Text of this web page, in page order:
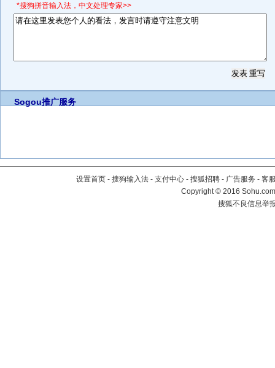
*搜狗拼音输入法，中文处理专家>>
Sogou推广服务
设置首页 - 搜狗输入法 - 支付中心 - 搜狐招聘 - 广告服务 - 客
Copyright©2016
搜狐不良信息举